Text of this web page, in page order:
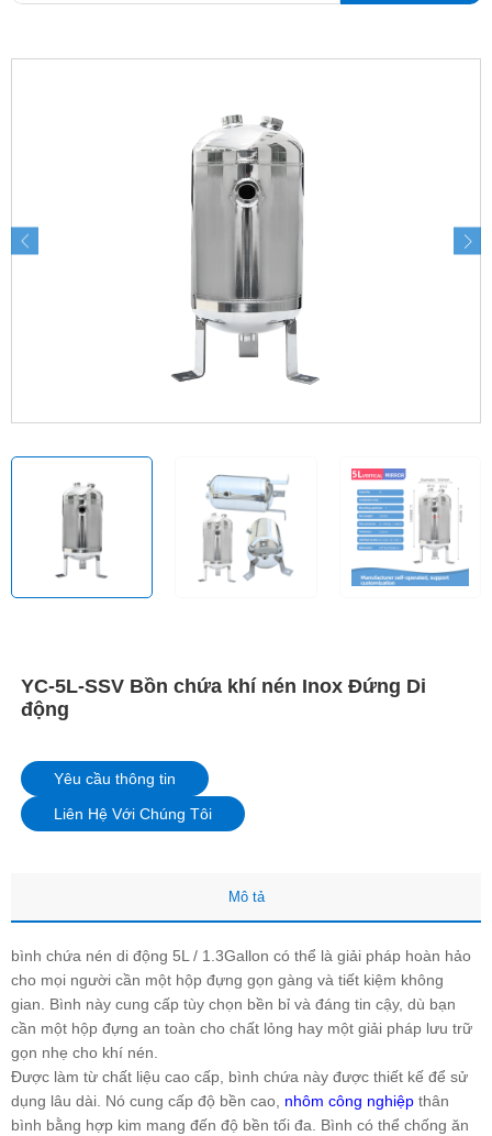
YC-5L-SSV Bồn chứa khí nén Inox Đứng Di
động
Yêu cầu thông tin
Liên Hệ Với Chúng Tôi
Mô tả
bình chứa nén di động 5L / 1.3Gallon có thể là giải pháp hoàn hảo
cho mọi người cần một hộp đựng gọn gàng và tiết kiệm không
gian. Bình này cung cấp tùy chọn bền bỉ và đáng tin cậy, dù bạn
cần một hộp đựng an toàn cho chất lỏng hay một giải pháp lưu trữ
gọn nhẹ cho khí nén.
Được làm từ chất liệu cao cấp, bình chứa này được thiết kế để sử
dụng lâu dài. Nó cung cấp độ bền cao, nhôm công nghiệp thân
bình bằng hợp kim mang đến độ bền tối đa. Bình có thể chống ăn